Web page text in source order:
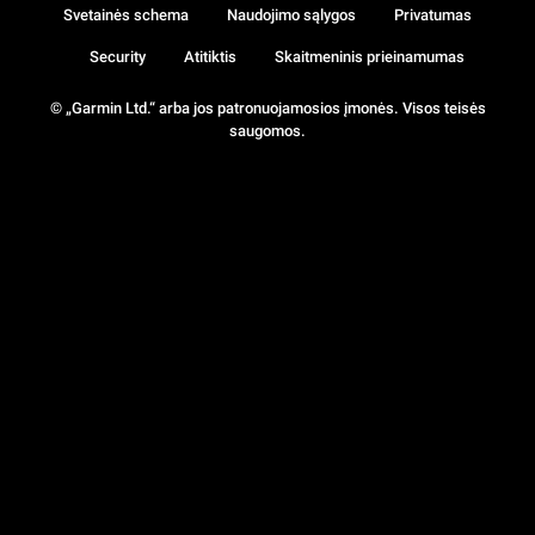
© „Garmin Ltd.“ arba jos patronuojamosios įmonės. Visos teisės
saugomos.
Svetainės schema Naudojimo sąlygos Privatumas
Security Atitiktis Skaitmeninis prieinamumas